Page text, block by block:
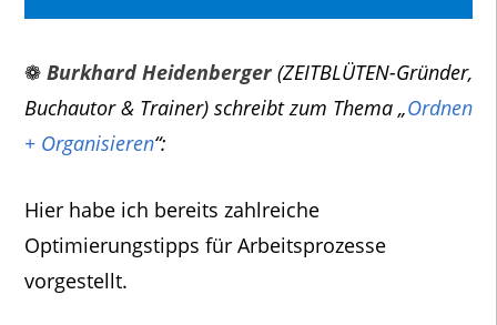
❁ Burkhard Heidenberger(ZEITBLÜTEN-Gründer,
Buchautor & Trainer) schreibt zum Thema „Ordnen
+ Organisieren“:
Hier habe ich bereits zahlreiche
Optimierungstipps für Arbeitsprozesse
vorgestellt.